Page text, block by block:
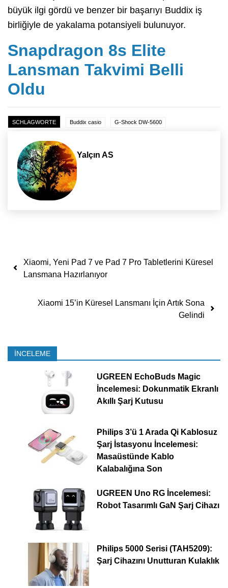
büyük ilgi gördü ve benzer bir başarıyı Buddix iş
birliğiyle de yakalama potansiyeli bulunuyor.
Snapdragon 8s Elite
Lansman Takvimi Belli
Oldu
SCHLAGWORTE Buddix casio G-Shock DW-5600
Yalçın AS
Yazı dolaşımı
Xiaomi, Yeni Pad 7 ve Pad 7 Pro Tabletlerini Küresel
Lansmana Hazırlanıyor
Xiaomi 15’in Küresel Lansmanı İçin Artık Sona
Gelindi
İNCELEME
UGREEN EchoBuds Magic
İncelemesi: Dokunmatik Ekranlı
Akıllı Şarj Kutusu
Philips 3’ü 1 Arada Qi Kablosuz
Şarj İstasyonu İncelemesi:
Masaüstünde Kablo
Kalabalığına Son
UGREEN Uno RG İncelemesi:
Robot Tasarımlı GaN Şarj Cihazı
Philips 5000 Serisi (TAH5209):
Şarj Cihazını Unutturan Kulaklık